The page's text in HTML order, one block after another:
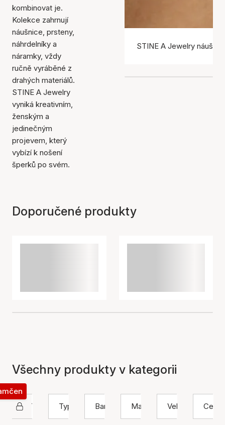
kombinovat je.
Kolekce zahrnují
náušnice, prsteny,
náhrdelníky a
náramky, vždy
ručně vyráběné z
drahých materiálů.
STINE A Jewelry
vyniká kreativním,
ženským a
jedinečným
projevem, který
vybízí k nošení
šperků po svém.
STINE A Jewelry
Doporučené produkty
Všechny produkty v kategorii
STINE A Jewelry
Typ
Barva Materiál Velikost Cena